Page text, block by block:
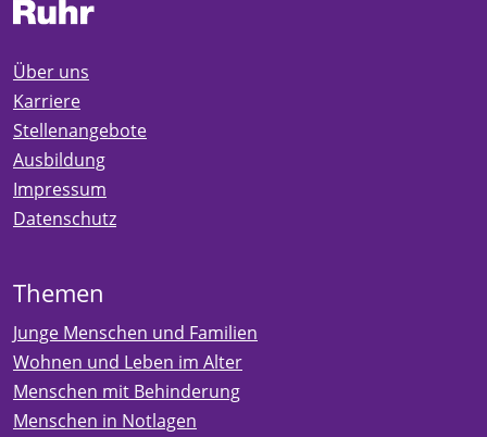
Über uns
Karriere
Stellenangebote
Ausbildung
Impressum
Datenschutz
Themen
Junge Menschen und Familien
Wohnen und Leben im Alter
Menschen mit Behinderung
Menschen in Notlagen